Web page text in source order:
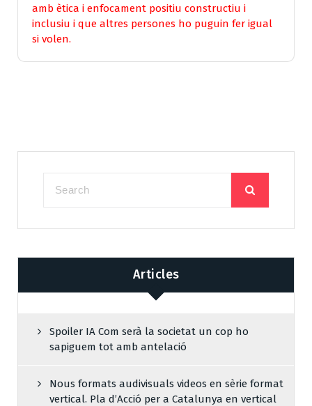
amb ètica i enfocament positiu constructiu i
inclusiu i que altres persones ho puguin fer igual
si volen.
Articles
Spoiler IA Com serà la societat un cop ho
sapiguem tot amb antelació
Nous formats audivisuals videos en sèrie format
vertical. Pla d’Acció per a Catalunya en vertical